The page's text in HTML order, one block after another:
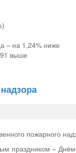
– на 1,24% ниже
выше
пожарного
праздником – Днём